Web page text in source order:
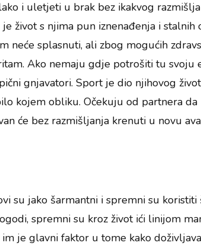
i uletjeti u brak bez ikakvog
život s njima pun iznenađenja i stalnih
neće splasnuti, ali zbog mogućih
Ako nemaju gdje potrošiti tu svoju
gnjavatori. Sport je dio njihovog
kojem obliku. Očekuju od partnera
će bez razmišljanja krenuti u novu
su jako šarmantni i spremni su
spremni su kroz život ići linijom
im je glavni faktor u tome kako